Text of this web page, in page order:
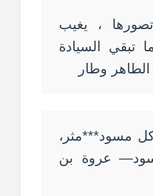
، يغيب
تبقي السيادة
وطار
كل مسود***مثر،
عروة بن